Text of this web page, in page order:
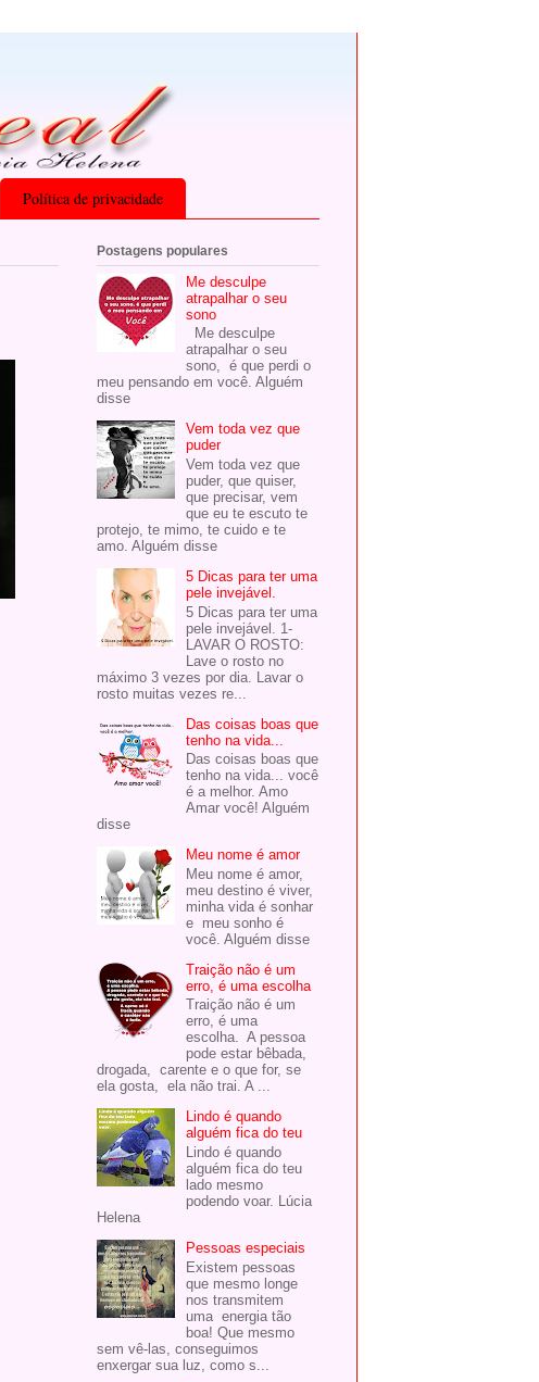
Política de privacidade
Postagens populares
Me desculpe
atrapalhar o seu
sono
Me desculpe
atrapalhar o seu
sono, é que perdi o
meu pensando em você. Alguém
disse
Vem toda vez que
puder
Vem toda vez que
puder, que quiser,
que precisar, vem
que eu te escuto te
protejo, te mimo, te cuido e te
amo. Alguém disse
5 Dicas para ter uma
pele invejável.
5 Dicas para ter uma
pele invejável. 1-
LAVAR O ROSTO:
Lave o rosto no
máximo 3 vezes por dia. Lavar o
rosto muitas vezes re...
Das coisas boas que
tenho na vida...
Das coisas boas que
tenho na vida... você
é a melhor. Amo
Amar você! Alguém
disse
Meu nome é amor
Meu nome é amor,
meu destino é viver,
minha vida é sonhar
e meu sonho é
você. Alguém disse
Traição não é um
erro, é uma escolha
Traição não é um
erro, é uma
escolha. A pessoa
pode estar bêbada,
drogada, carente e o que for, se
ela gosta, ela não trai. A ...
Lindo é quando
alguém fica do teu
Lindo é quando
alguém fica do teu
lado mesmo
podendo voar. Lúcia
Helena
Pessoas especiais
Existem pessoas
que mesmo longe
nos transmitem
uma energia tão
boa! Que mesmo
sem vê-las, conseguimos
enxergar sua luz, como s...